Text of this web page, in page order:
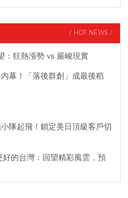
/ HOT NEWS /
：狂熱漲勢 vs 嚴峻現實
幕！「落後群創」成最後稻
隊起飛！鎖定美日頂級客戶切
的台灣：回望精彩風雲，預